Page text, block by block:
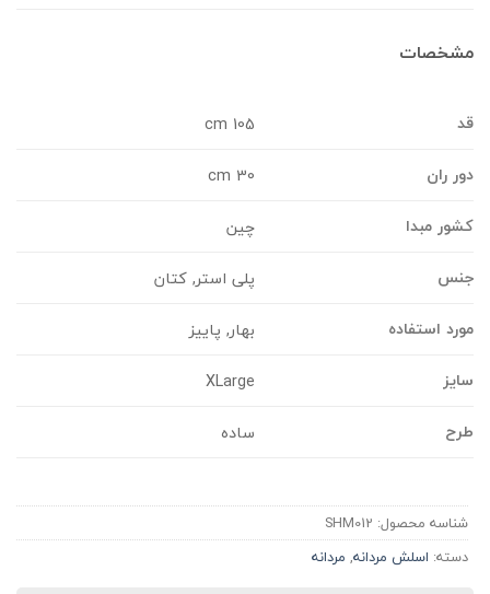
مشخصات
105 cm
دور ران
30 cm
کشور مبدا
چین
جنس
پلی استر, کتان
مورد استفاده
بهار, پاییز
سایز
XLarge
طرح
ساده
شناسه محصول:SHM012
دسته:اسلش مردانه,مردانه